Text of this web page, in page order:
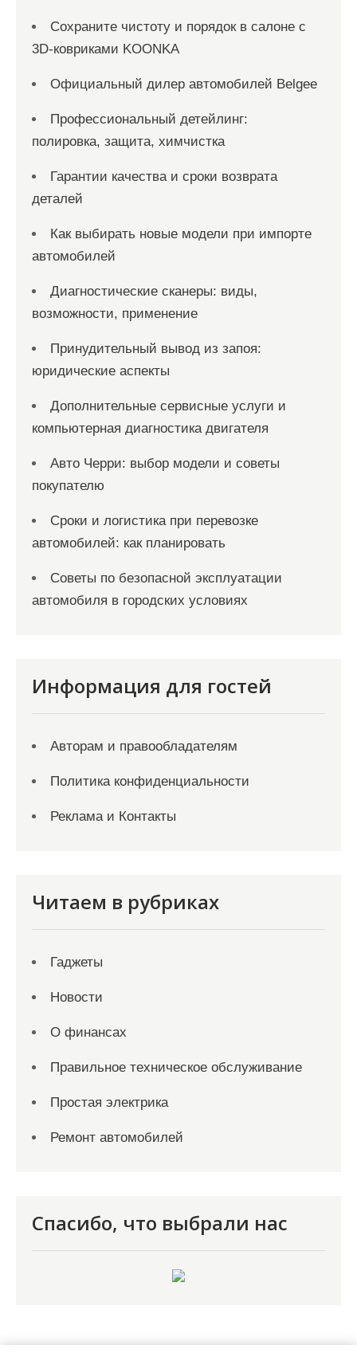
Сохраните чистоту и порядок в салоне с
3D-ковриками KOONKA
Официальный дилер автомобилей Belgee
Профессиональный детейлинг:
полировка, защита, химчистка
Гарантии качества и сроки возврата
деталей
Как выбирать новые модели при импорте
автомобилей
Диагностические сканеры: виды,
возможности, применение
Принудительный вывод из запоя:
юридические аспекты
Дополнительные сервисные услуги и
компьютерная диагностика двигателя
Авто Черри: выбор модели и советы
покупателю
Сроки и логистика при перевозке
автомобилей: как планировать
Советы по безопасной эксплуатации
автомобиля в городских условиях
Информация для гостей
Авторам и правообладателям
Политика конфиденциальности
Реклама и Контакты
Читаем в рубриках
Гаджеты
Новости
О финансах
Правильное техническое обслуживание
Простая электрика
Ремонт автомобилей
Спасибо, что выбрали нас